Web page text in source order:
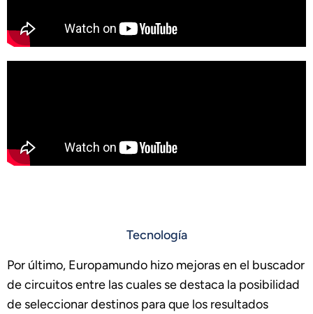
Tecnología
Por último, Europamundo hizo mejoras en el buscador
de circuitos entre las cuales se destaca la posibilidad
de seleccionar destinos para que los resultados